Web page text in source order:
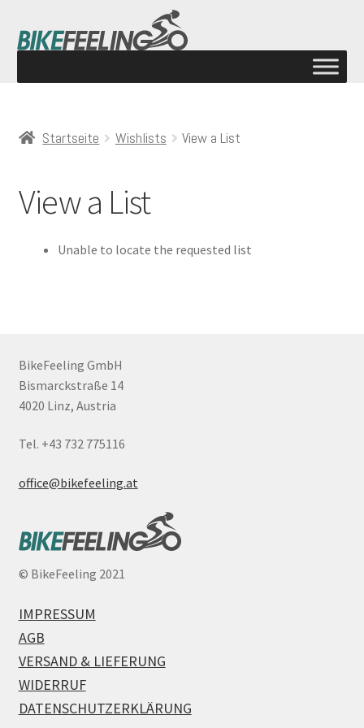
Startseite Wishlists View a List
View a List
Unable to locate the requested list
BikeFeeling GmbH
Bismarckstraße 14
4020 Linz, Austria
Tel. +43 732 775116
office@bikefeeling.at
© BikeFeeling 2021
IMPRESSUM
AGB
VERSAND & LIEFERUNG
WIDERRUF
DATENSCHUTZERKLÄRUNG